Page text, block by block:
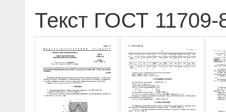
Текст ГОСТ 11709-